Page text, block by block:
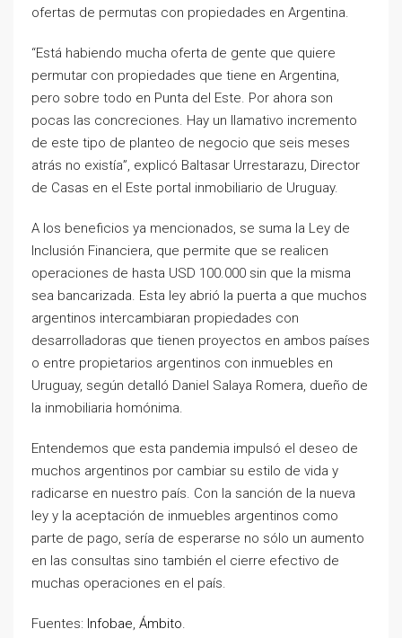
ofertas de permutas con propiedades en Argentina.
“Está habiendo mucha oferta de gente que quiere
permutar con propiedades que tiene en Argentina,
pero sobre todo en Punta del Este. Por ahora son
pocas las concreciones. Hay un llamativo incremento
de este tipo de planteo de negocio que seis meses
atrás no existía”, explicó Baltasar Urrestarazu, Director
de Casas en el Este portal inmobiliario de Uruguay.
A los beneficios ya mencionados, se suma la Ley de
Inclusión Financiera, que permite que se realicen
operaciones de hasta USD 100.000 sin que la misma
sea bancarizada. Esta ley abrió la puerta a que muchos
argentinos intercambiaran propiedades con
desarrolladoras que tienen proyectos en ambos países
o entre propietarios argentinos con inmuebles en
Uruguay, según detalló Daniel Salaya Romera, dueño de
la inmobiliaria homónima.
Entendemos que esta pandemia impulsó el deseo de
muchos argentinos por cambiar su estilo de vida y
radicarse en nuestro país. Con la sanción de la nueva
ley y la aceptación de inmuebles argentinos como
parte de pago, sería de esperarse no sólo un aumento
en las consultas sino también el cierre efectivo de
muchas operaciones en el país.
Fuentes: Infobae, Ámbito.